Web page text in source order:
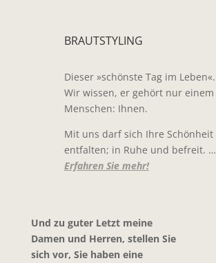
BRAUTSTYLING
Dieser »schönste Tag im Leben«.
Wir wissen, er gehört nur einem
Menschen: Ihnen.
Mit uns darf sich Ihre Schönheit
entfalten; in Ruhe und befreit. …
Erfahren Sie mehr!
Und zu guter Letzt meine
Damen und Herren, stellen Sie
sich vor, Sie haben eine